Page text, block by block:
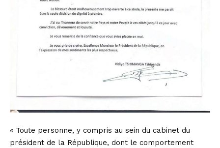
« Toute personne, y compris au sein du cabinet du
président de la République, dont le comportement